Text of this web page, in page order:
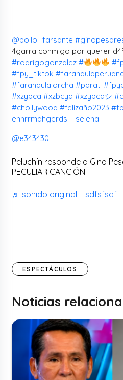
@pollo_farsante
4garra conmigo por querer
#rodrigogonzalez #
#fpy_tiktok
#farandulalorcha #parati
#xzybca #xzbcya #xzybcaシ
#chollywood #felizaño2023
ehhrrmahgerds – selena
@e343430
Peluchín responde a Gino
PECULIAR CANCIÓN
♬ sonido original – sdfsfsdf
ESPECTÁCULOS
Noticias